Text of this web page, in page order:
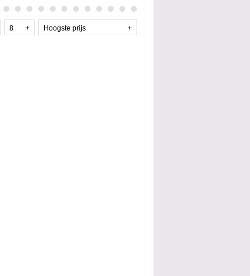
Hoogste prijs +
8 +